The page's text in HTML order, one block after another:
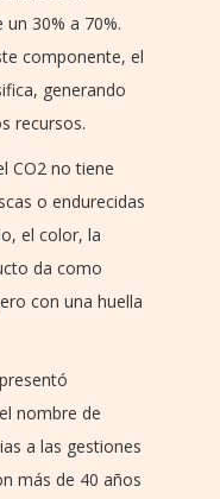
30% a 70%.
componente, el
generando
recursos.
CO2 no tiene
o endurecidas
el color, la
da como
con una huella
nombre de
a las gestiones
más de 40 años